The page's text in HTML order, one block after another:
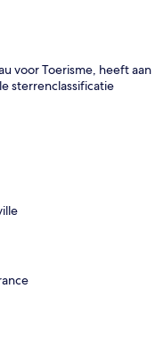
voor Toerisme, heeft aan
sterrenclassificatie